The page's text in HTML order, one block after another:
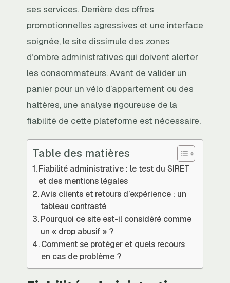
ses services. Derrière des offres
promotionnelles agressives et une interface
soignée, le site dissimule des zones
d’ombre administratives qui doivent alerter
les consommateurs. Avant de valider un
panier pour un vélo d’appartement ou des
haltères, une analyse rigoureuse de la
fiabilité de cette plateforme est nécessaire.
Table des matières
Fiabilité administrative : le test du SIRET
et des mentions légales
Avis clients et retours d’expérience : un
tableau contrasté
Pourquoi ce site est-il considéré comme
un « drop abusif » ?
Comment se protéger et quels recours
en cas de problème ?